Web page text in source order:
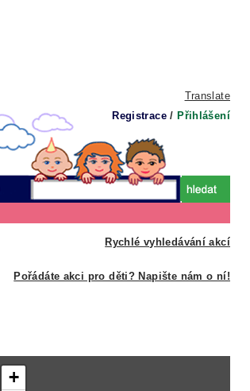
Translate
Registrace / Přihlášení
Rychlé vyhledávání akcí
Pořádáte akci pro děti? Napište nám o ní!
+